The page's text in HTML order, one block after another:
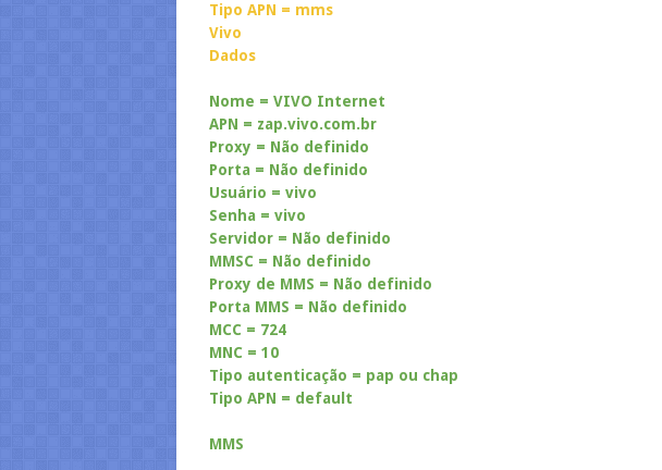
Tipo APN = mms
Vivo
Dados
Nome = VIVO Internet
APN = zap.vivo.com.br
Proxy = Não definido
Porta = Não definido
Usuário = vivo
Senha = vivo
Servidor = Não definido
MMSC = Não definido
Proxy de MMS = Não definido
Porta MMS = Não definido
MCC = 724
MNC = 10
Tipo autenticação = pap ou chap
Tipo APN = default
MMS